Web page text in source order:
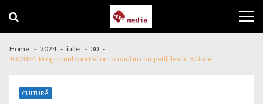
Home 2024 iulie
30
JO 2024: Programul sportivilor români în competiţiile din 30 iulie
CULTURĂ